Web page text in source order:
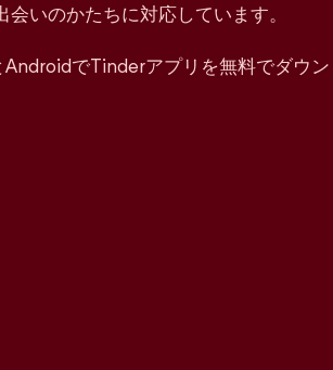
会いのかたちに対応しています。
AndroidでTinderアプリを無料でダウ